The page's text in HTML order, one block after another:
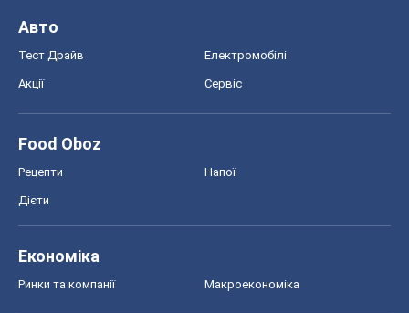
Авто
Тест Драйв Електромобілі
Акції Сервіс
Food Oboz
Рецепти Напої
Дієти
Економіка
Ринки та компанії Макроекономіка